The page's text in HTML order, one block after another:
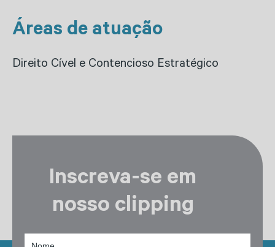
Áreas de atuação
Direito Cível e Contencioso Estratégico
Inscreva-se em
nosso clipping